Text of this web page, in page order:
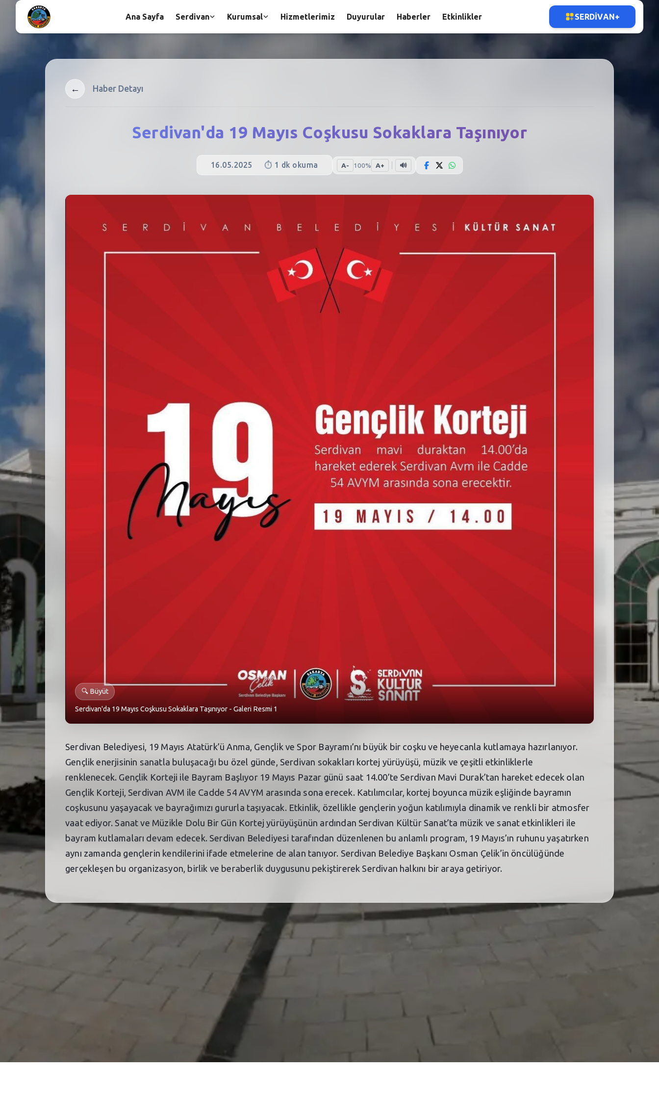
← Haber Detayı
Serdivan'da 19 Mayıs Coşkusu Sokaklara Taşınıyor
16.05.2025 ⏱️ 1 dk okuma A- 100% A+ 🔊
🔍 Büyüt
Serdivan'da 19 Mayıs Coşkusu Sokaklara Taşınıyor - Galeri Resmi 1
Serdivan Belediyesi, 19 Mayıs Atatürk’ü Anma, Gençlik ve Spor Bayramı’nı büyük bir coşku ve heyecanla kutlamaya hazırlanıyor.
Gençlik enerjisinin sanatla buluşacağı bu özel günde, Serdivan sokakları kortej yürüyüşü, müzik ve çeşitli etkinliklerle
renklenecek. Gençlik Korteji ile Bayram Başlıyor 19 Mayıs Pazar günü saat 14.00’te Serdivan Mavi Durak’tan hareket edecek olan
Gençlik Korteji, Serdivan AVM ile Cadde 54 AVYM arasında sona erecek. Katılımcılar, kortej boyunca müzik eşliğinde bayramın
coşkusunu yaşayacak ve bayrağımızı gururla taşıyacak. Etkinlik, özellikle gençlerin yoğun katılımıyla dinamik ve renkli bir atmosfer
vaat ediyor. Sanat ve Müzikle Dolu Bir Gün Kortej yürüyüşünün ardından Serdivan Kültür Sanat’ta müzik ve sanat etkinlikleri ile
bayram kutlamaları devam edecek. Serdivan Belediyesi tarafından düzenlenen bu anlamlı program, 19 Mayıs’ın ruhunu yaşatırken
aynı zamanda gençlerin kendilerini ifade etmelerine de alan tanıyor. Serdivan Belediye Başkanı Osman Çelik’in öncülüğünde
gerçekleşen bu organizasyon, birlik ve beraberlik duygusunu pekiştirerek Serdivan halkını bir araya getiriyor.
Ana Sayfa Serdivan Kurumsal Hizmetlerimiz Duyurular Haberler Etkinlikler SERDIVAN+